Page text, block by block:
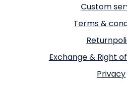
Custom
Terms &
Exchange & Right
Privacy